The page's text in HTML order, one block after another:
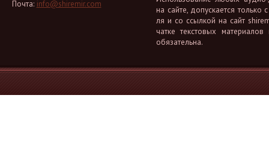
Почта: info@shiremir.com
на сайте, до­пус­ка­ет­ся
ля и со ссыл­кой на сайт
чат­ке тек­сто­вых
обя­за­тель­на.